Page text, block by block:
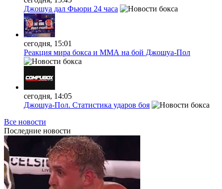
Джошуа дал Фьюри 24 часа
сегодня, 15:01
Реакция мира бокса и ММА на бой Джошуа-Пол
сегодня, 14:05
Джошуа-Пол. Статистика ударов боя
Все новости
Последние новости